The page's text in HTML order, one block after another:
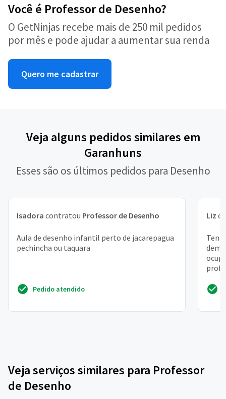
Você é Professor de Desenho?
O GetNinjas recebe mais de 250 mil pedidos
por mês e pode ajudar a aumentar sua renda
Quero me cadastrar
Veja alguns pedidos similares em
Garanhuns
Esses são os últimos pedidos para Desenho
Isadora contratou Professor de Desenho
Aula de desenho infantil perto de jacarepagua
pechincha ou taquara
Pedido atendido
Liz
Veja serviços similares para Professor
de Desenho